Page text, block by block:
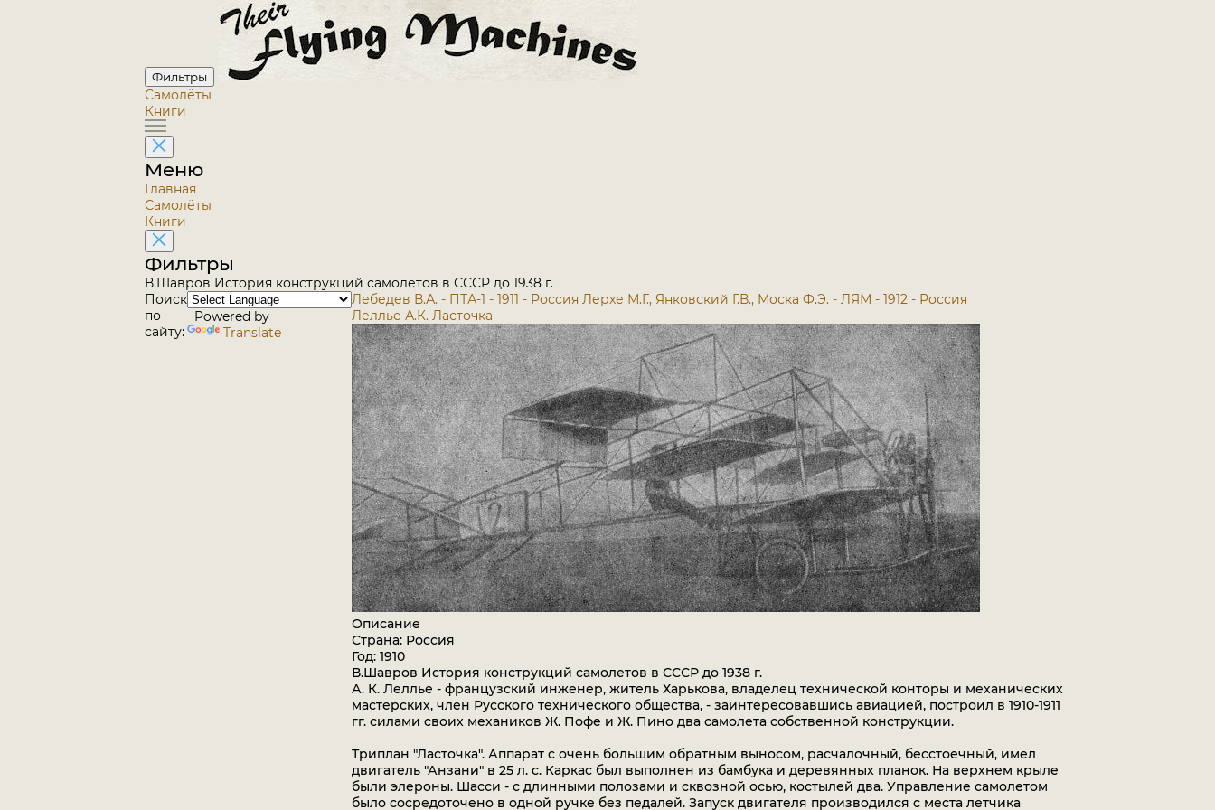
Фильтры
Самолёты
Книги
Меню
Главная
Самолёты
Книги
Фильтры
В.Шавров История конструкций самолетов в СССР до 1938 г.
Поиск
по
сайту:
Powered by
Translate
Лебедев В.А. - ПТА-1 - 1911 - Россия Лерхе М.Г., Янковский Г.В., Моска Ф.Э. - ЛЯМ - 1912 - Россия
Леллье А.К. Ласточка
Описание
Страна: Россия
Год: 1910
В.Шавров История конструкций самолетов в СССР до 1938 г.
А. К. Леллье - французский инженер, житель Харькова, владелец технической конторы и механических
мастерских, член Русского технического общества, - заинтересовавшись авиацией, построил в 1910-1911
гг. силами своих механиков Ж. Пофе и Ж. Пино два самолета собственной конструкции.
Триплан "Ласточка". Аппарат с очень большим обратным выносом, расчалочный, бесстоечный, имел
двигатель "Анзани" в 25 л. с. Каркас был выполнен из бамбука и деревянных планок. На верхнем крыле
были элероны. Шасси - с длинными полозами и сквозной осью, костылей два. Управление самолетом
было сосредоточено в одной ручке без педалей. Запуск двигателя производился с места летчика